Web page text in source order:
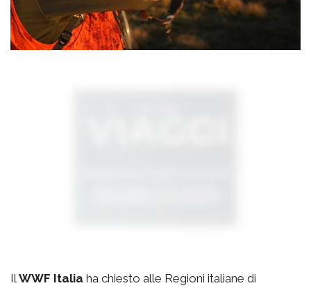
IlWWF Italia ha chiesto alle Regioni italiane di